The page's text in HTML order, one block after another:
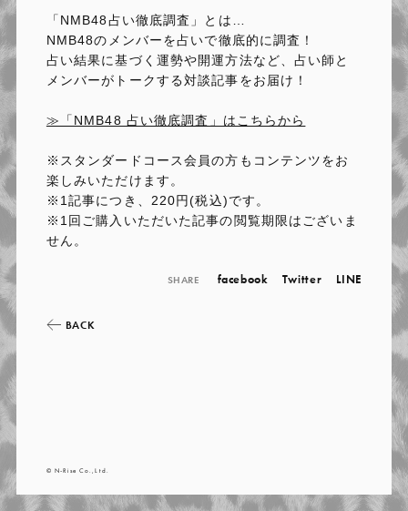
「 NMB48占い徹底調査」とは …
NMB48のメンバーを占いで徹底的に調査！
占い結果に基づく運勢や開運方法など、占い師と
メンバーがトークする対談記事をお届け！
≫「NMB48 占い徹底調査」はこちらから
※スタンダードコース会員の方もコンテンツをお
楽しみいただけます。
※1記事につき、220円(税込)です。
※1回ご購入いただいた記事の閲覧期限はございま
せん。
SHARE facebook Twitter LINE
BACK